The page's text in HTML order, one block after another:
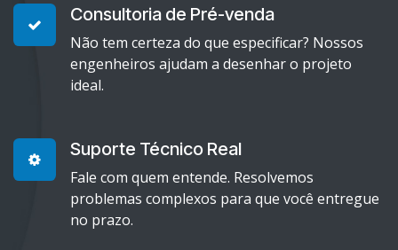
Consultoria de Pré-venda
Não tem certeza do que especificar? Nossos
engenheiros ajudam a desenhar o projeto
ideal.
Suporte Técnico Real
Fale com quem entende. Resolvemos
problemas complexos para que você entregue
no prazo.